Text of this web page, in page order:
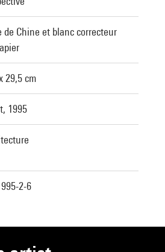
de Chine et blanc correcteur
29,5 cm
1995
2-6